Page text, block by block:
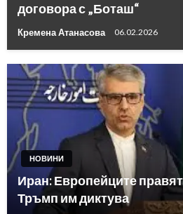
договора с „Боташ“
Кремена Атанасова 06.02.2026
НОВИНИ
Иран: Европейците
Тръмп им диктува